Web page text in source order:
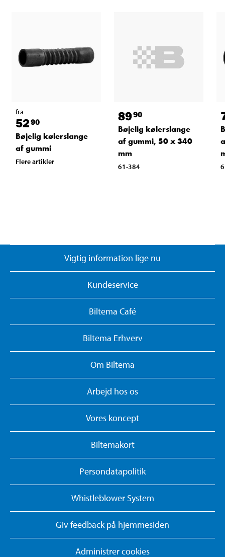
fra
5290
Bøjelig kølerslange
af gummi
Flere artikler
8990
Bøjelig kølerslange
af gummi, 50 x 340
mm
61-384
Vigtig information lige nu
Kundeservice
Biltema Café
Biltema Erhverv
Om Biltema
Arbejd hos os
Vores koncept
Biltemakort
Persondatapolitik
Whistleblower System
Giv feedback på hjemmesiden
Administrer cookies